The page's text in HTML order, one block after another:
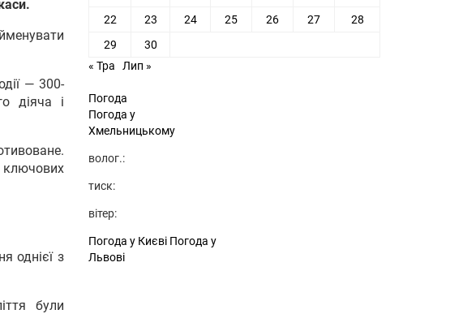
— 300-
діяча і
ключових
однієї з
були
22
23 24 25 26 27
28
29
30
« Тра
Лип »
Погода
Погода у
Хмельницькому
волог.:
тиск:
вітер:
Погода у Києві Погода у
Львові